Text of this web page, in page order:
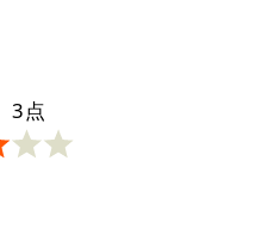
3点